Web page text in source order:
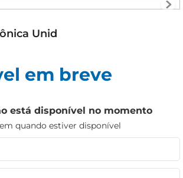
Unid
em breve
está disponível no momento
quando estiver disponível